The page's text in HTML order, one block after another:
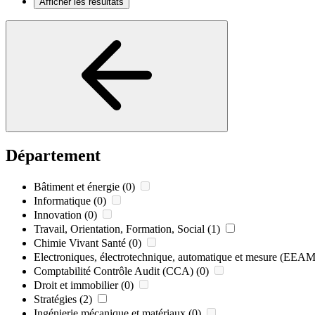
Département
Bâtiment et énergie (0)
Informatique (0)
Innovation (0)
Travail, Orientation, Formation, Social (1)
Chimie Vivant Santé (0)
Electroniques, électrotechnique, automatique et mesure
Comptabilité Contrôle Audit (CCA) (0)
Droit et immobilier (0)
Stratégies (2)